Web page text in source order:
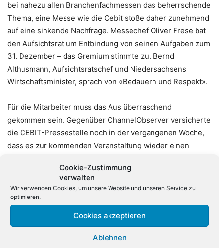
Cookie-Zustimmung
verwalten
Wir verwenden Cookies, um unsere Website und unseren Service zu
optimieren.
Cookies akzeptieren
Ablehnen
bei nahezu allen Branchenfachmessen das beherrschende
Thema, eine Messe wie die Cebit stoße daher zunehmend
auf eine sinkende Nachfrage. Messechef Oliver Frese bat
den Aufsichtsrat um Entbindung von seinen Aufgaben zum
31. Dezember – das Gremium stimmte zu. Bernd
Althusmann, Aufsichtsratschef und Niedersachsens
Wirtschaftsminister, sprach von «Bedauern und Respekt».
Für die Mitarbeiter muss das Aus überraschend
gekommen sein. Gegenüber ChannelObserver versicherte
die CEBIT-Pressestelle noch in der vergangenen Woche,
dass es zur kommenden Veranstaltung wieder einen
des Messegeländes, Nähe Eingang West 1, geplant. Zudem
sollte dieser Bereich, im Gegensatz zu diesem Jahr, auch
wieder deutlich als Bereich für den Fachhandel
gekennzeichnet werden. (mit Material der dpa)